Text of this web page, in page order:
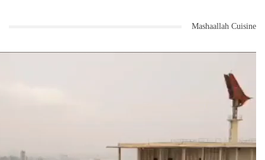
Mashaallah Cuisine